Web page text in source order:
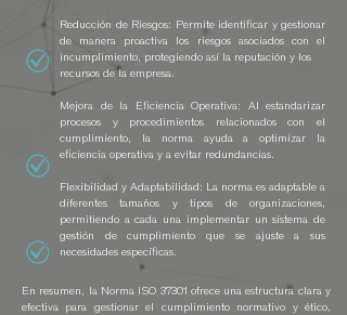
Reducción de Riesgos: Permite identificar y gestionar
de manera proactiva los riesgos asociados con el
incumplimiento, protegiendo así la reputación y los
recursos de la empresa.
Mejora de la Eficiencia Operativa: Al estandarizar
procesos y procedimientos relacionados con el
cumplimiento, la norma ayuda a optimizar la
eficiencia operativa y a evitar redundancias.
Flexibilidad y Adaptabilidad: La norma es adaptable a
diferentes tamaños y tipos de organizaciones,
permitiendo a cada una implementar un sistema de
gestión de cumplimiento que se ajuste a sus
necesidades específicas.
En resumen, la Norma ISO 37301 ofrece una estructura clara y
efectiva para gestionar el cumplimiento normativo y ético,